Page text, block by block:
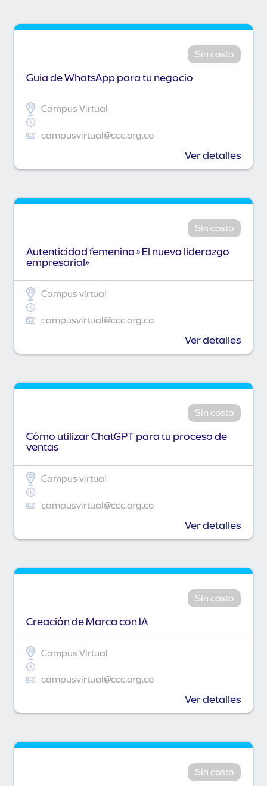
Sin costo
Guía de WhatsApp para tu negocio
Campus Virtual
campusvirtual@ccc.org.co
Ver detalles
Sin costo
Autenticidad femenina » El nuevo liderazgo
empresarial»
Campus virtual
campusvirtual@ccc.org.co
Ver detalles
Sin costo
Cómo utilizar ChatGPT para tu proceso de
ventas
Campus virtual
campusvirtual@ccc.org.co
Ver detalles
Sin costo
Creación de Marca con IA
Campus Virtual
campusvirtual@ccc.org.co
Ver detalles
Sin costo